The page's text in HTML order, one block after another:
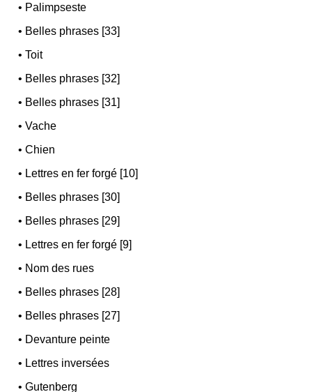
• Palimpseste
• Belles phrases [33]
•Toit
• Belles phrases [32]
• Belles phrases [31]
•Vache
•Chien
• Lettres en fer forgé [10]
• Belles phrases [30]
• Belles phrases [29]
• Lettres en fer forgé [9]
• Nom des rues
• Belles phrases [28]
• Belles phrases [27]
• Devanture peinte
• Lettres inversées
•Gutenberg